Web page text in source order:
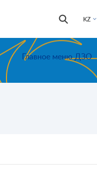
KZ
Іздестіру
Главное меню ДЗО